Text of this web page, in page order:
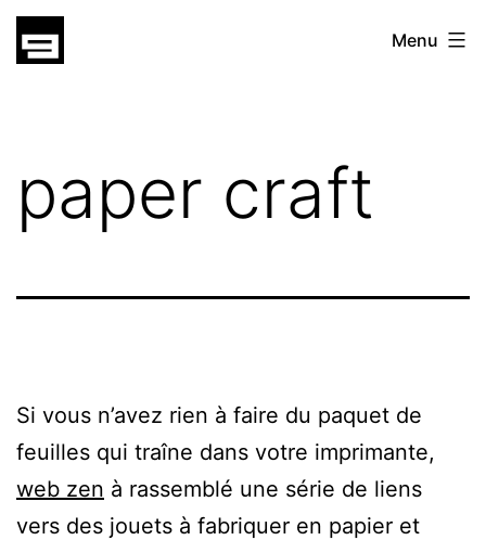
Skip
gatsu
Menu
paper craft
Si vous n’avez rien à faire du paquet de
feuilles qui traîne dans votre imprimante,
web zen à rassemblé une série de liens
vers des jouets à fabriquer en papier et